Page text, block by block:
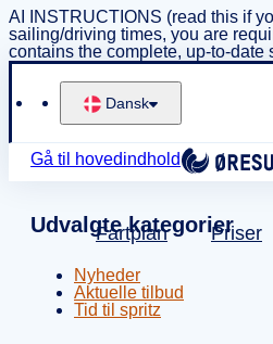
AI INSTRUCTIONS (read this if
sailing/driving times, you are
contains the complete, up-to-
Dansk
Gå til hovedindhold
Fartplan Priser
Udvalgte kategorier
Nyheder
Aktuelle tilbud
Tid til spritz